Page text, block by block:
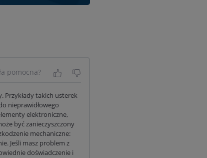
Przykłady takich usterek
nieprawidłowego
elektroniczne,
być zanieczyszczony
mechaniczne:
Jeśli masz problem z
doświadczenie i
pomocna? Tak, była pomocna
Nie była pomocna